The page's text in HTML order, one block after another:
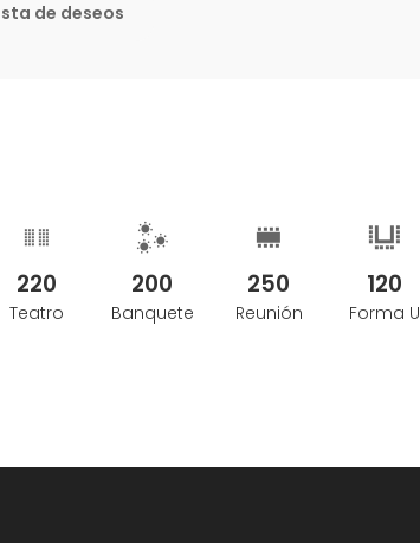
cancelación
o evento, así como el desmontaje y
de deseos
220
Teatro
200
Banquete
250
Reunión
120
Forma U